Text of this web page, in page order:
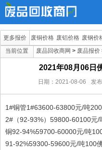
更多报价 废铜价格 废铝价格 废钢价
当前位置
废品回收商网 > 废品报价
2021年08月06日
日期： 2021-08-06 发
1#铜管1#63600-63800元/吨
2#（92-93%）59800-60100元
铜92-94%59700-60000元/吨
91-92%59300-59600元/吨100